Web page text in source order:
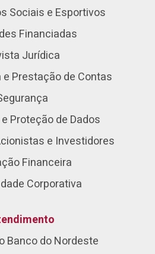
Sociais e Esportivos
Financiadas
Jurídica
Prestação de Contas
Proteção de Dados
e Investidores
Financeira
Corporativa
Banco do Nordeste